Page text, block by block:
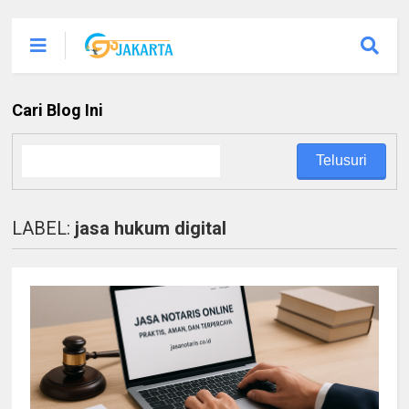
Cari Blog Ini
LABEL: jasa hukum digital